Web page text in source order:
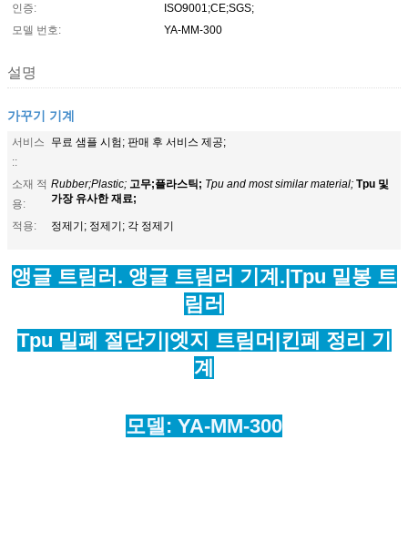
인증:
ISO9001;CE;SGS;
모델 번호:
YA-MM-300
설명
가꾸기 기계
서비스
::
무료 샘플 시험; 판매 후 서비스 제공;
소재 적
용:
Rubber;Plastic; 고무;플라스틱; Tpu and most similar material; Tpu 및
가장 유사한 재료;
적용: 정제기; 정제기; 각 정제기
앵글 트림러. 앵글 트림러 기계.|Tpu 밀봉 트
림러
Tpu 밀폐 절단기 |엣지 트림머 |킨페 정리 기
계
모델: YA-MM-300